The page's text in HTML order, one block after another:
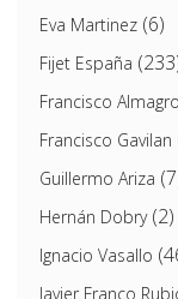
Eva Martinez(6)
Fijet España
Francisco Almagro
Francisco Gavilan
Guillermo Ariza
Hernán Dobry(2)
Ignacio Vasallo
Javier Franco